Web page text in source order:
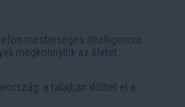
mesterséges intelligencia
megkönnyítik az életet
a talajban dőlhet el a